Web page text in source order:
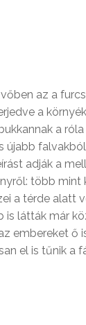
az a
a
a
újabb
adják a
több mint
a térde alatt
is látták már
embereket ő
el is tűnik a